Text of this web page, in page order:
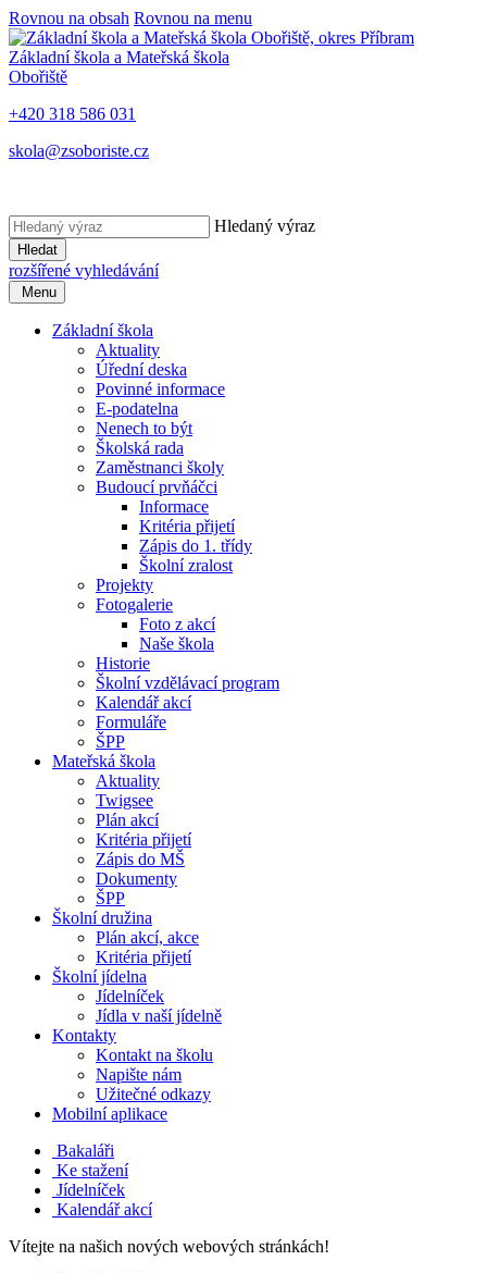
Rovnou na obsah Rovnou na menu
Základní škola a Mateřská škola
Obořiště
+420 318 586 031
skola@zsoboriste.cz
Hledaný výraz
Hledat
rozšířené vyhledávání
Menu
Základní škola
Aktuality
Úřední deska
Povinné informace
E-podatelna
Nenech to být
Školská rada
Zaměstnanci školy
Budoucí prvňáčci
Informace
Kritéria přijetí
Zápis do 1. třídy
Školní zralost
Projekty
Fotogalerie
Foto z akcí
Naše škola
Historie
Školní vzdělávací program
Kalendář akcí
Formuláře
ŠPP
Mateřská škola
Aktuality
Twigsee
Plán akcí
Kritéria přijetí
Zápis do MŠ
Dokumenty
ŠPP
Školní družina
Plán akcí, akce
Kritéria přijetí
Školní jídelna
Jídelníček
Jídla v naší jídelně
Kontakty
Kontakt na školu
Napište nám
Užitečné odkazy
Mobilní aplikace
Bakaláři
Ke stažení
Jídelníček
Kalendář akcí
Vítejte na našich nových webových stránkách!